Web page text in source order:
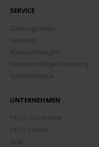
SERVICE
Zahlungsarten
Versand
Rücksendungen
Hockeyschläger Beratung
Sportscampus
UNTERNEHMEN
PECO Geschichte
PECO Stores
AGB